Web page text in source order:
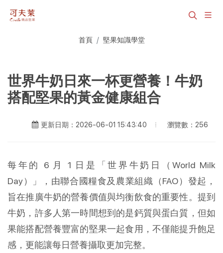
首頁 堅果知識學堂
世界牛奶日來一杯更營養！牛奶
搭配堅果的黃金健康組合
更新日期：2026-06-01 15:43:40 瀏覽數：256
每年的 6 月 1 日是「世界牛奶日（World Milk
Day）」，由聯合國糧食及農業組織（FAO）發起，
旨在推廣牛奶的營養價值與均衡飲食的重要性。提到
牛奶，許多人第一時間想到的是鈣質與蛋白質，但如
果能搭配營養豐富的堅果一起食用，不僅能提升飽足
感，更能讓每日營養攝取更加完整。